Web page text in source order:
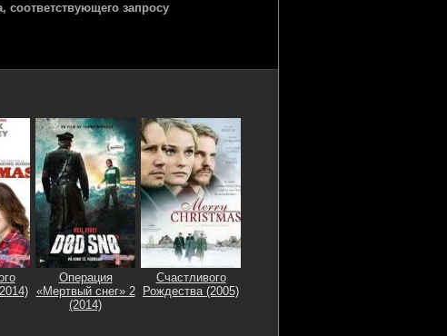
соответствующего запросу
Операция
«Мертвый снег» 2
(2014)
Счастливого
Рождества (2005)